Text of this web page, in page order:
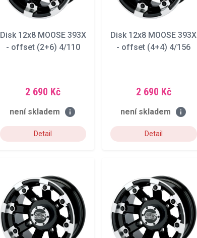
Disk 12x8 MOOSE 393X
- offset (2+6) 4/110
2 690 Kč
není skladem info
Detail
Disk 12x8 MOOSE 393X
- offset (4+4) 4/156
2 690 Kč
není skladem info
Detail